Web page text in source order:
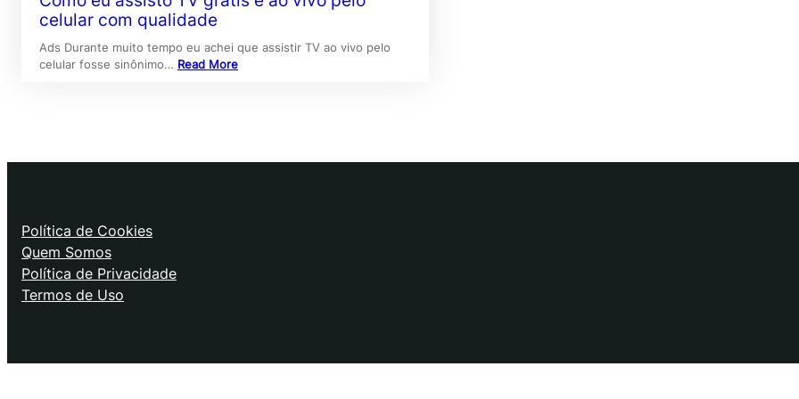
celular com qualidade
Ads Durante muito tempo eu achei que assistir TV ao vivo pelo
celular fosse sinônimo… Read More
Política de Cookies
Quem Somos
Política de Privacidade
Termos de Uso